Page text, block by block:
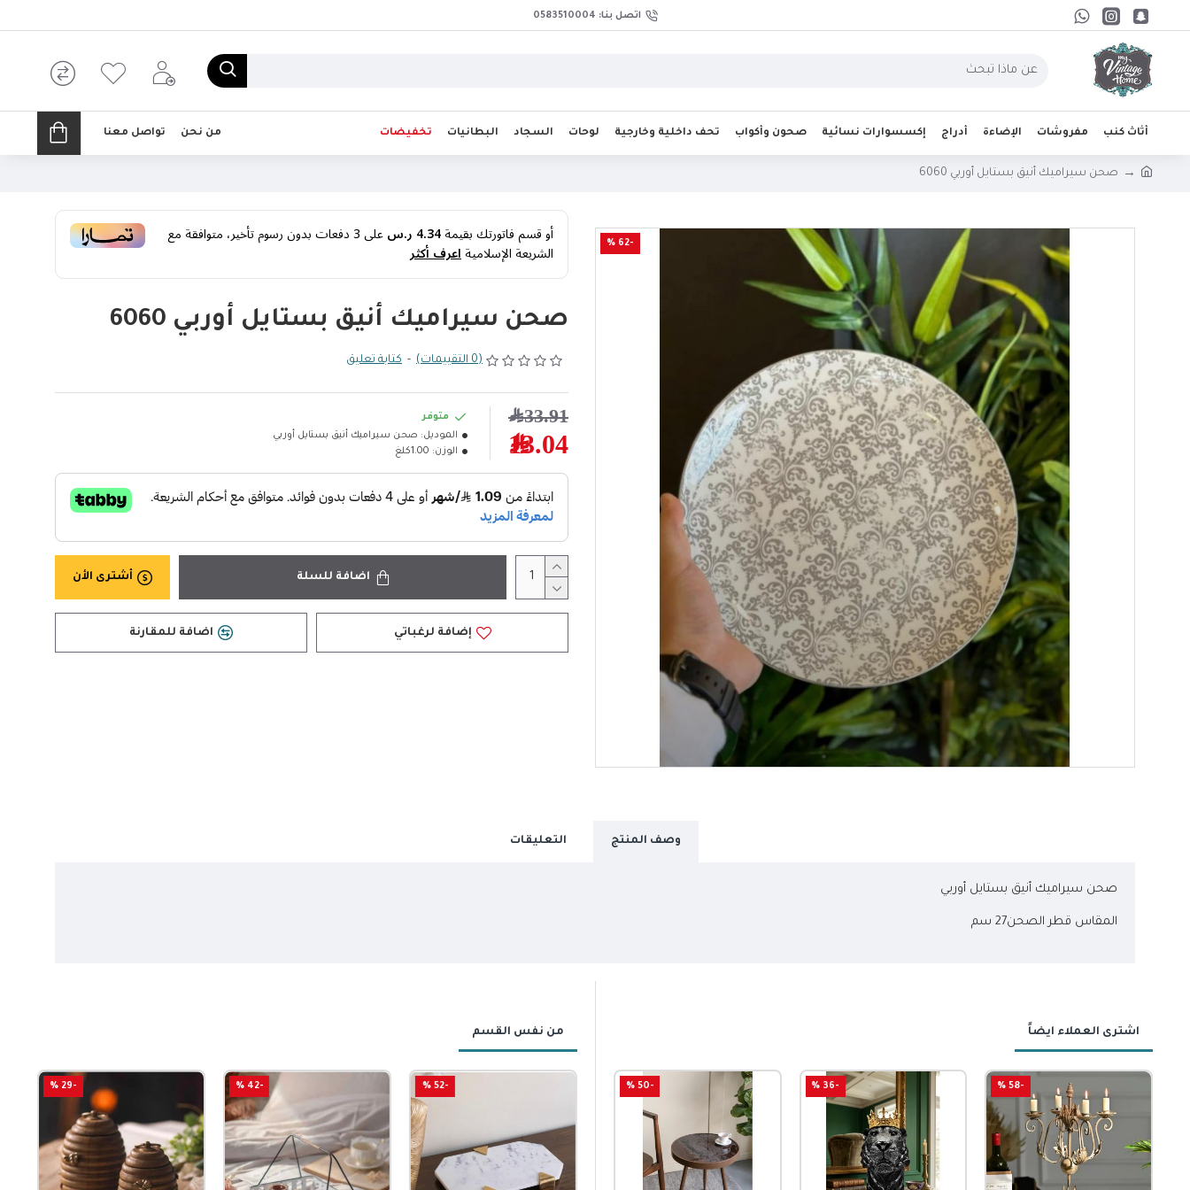
اتصل بنا: 0583510004
أثاث كنب مفروشات الإضاءة أدراج إكسسوارات نسائية صحون وأكواب تحف داخلية وخارجية لوحات السجاد البطانيات تخفيضات من نحن تواصل معنا
صحن سيراميك أنيق بستايل أوربي 6060
-62 % أو قسم فاتورتك بقيمة4.34 ر.س على3دفعات بدون رسوم تأخير، متوافقة مع
الشريعة الإسلاميةاعرف أكثر
صحن سيراميك أنيق بستايل أوربي 6060
(0 التقييمات) - كتابة تعليق
13.04﷼
33.91﷼
متوفر
الموديل: صحن سيراميك أنيق بستايل أوربي
الوزن: 1.00كلغ
اضافة للسلة أشترى الأن
إضافة لرغباتي اضافة للمقارنة
وصف المنتج التعليقات
صحن سيراميك أنيق بستايل أوربي
المقاس قطر الصحن27 سم
اشترى العملاء ايضاً
-58 %
-36 %
-50 %
من نفس القسم
-51 % جديد -58 %
-52 %
-42 %
-29 %